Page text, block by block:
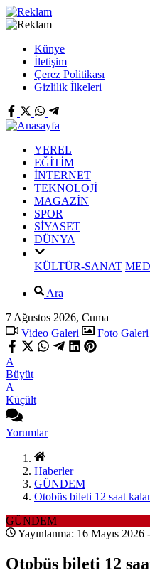
Künye
İletişim
Çerez Politikası
Gizlilik İlkeleri
YEREL
EĞİTİM
İNTERNET
TEKNOLOJİ
MAGAZİN
SPOR
SİYASET
DÜNYA
KÜLTÜR-SANAT
Ara
7 Ağustos 2026, Cuma
Video Galeri
Foto Galeri
A
Büyüt
A
Küçült
Yorumlar
Haberler
GÜNDEM
Otobüs bileti 12 saat
GÜNDEM
Yayınlanma: 16 Mayıs 2026
Otobüs bileti 12